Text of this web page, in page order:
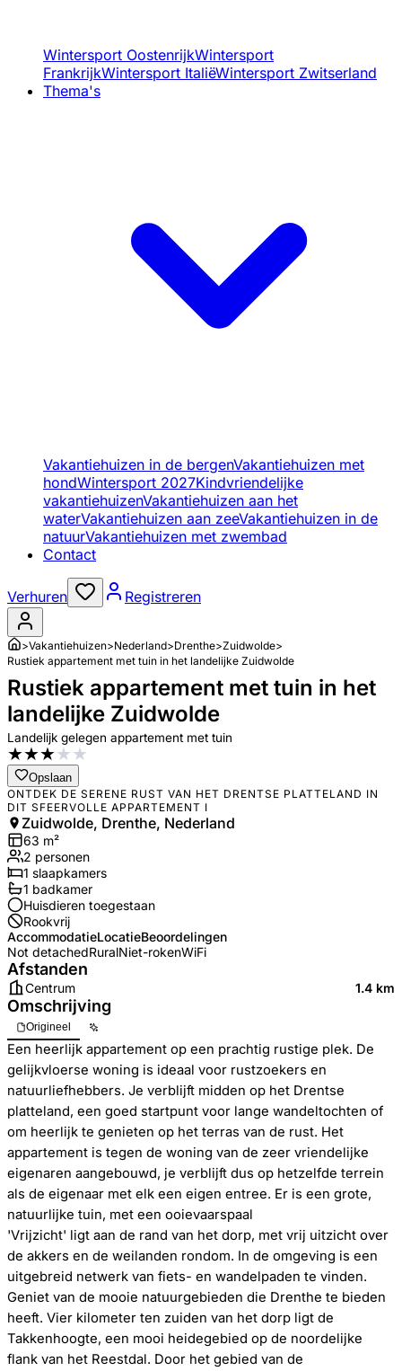
Wintersport OostenrijkWintersport
FrankrijkWintersport ItaliëWintersport Zwitserland
Thema's
Vakantiehuizen in de bergenVakantiehuizen met
hondWintersport 2027Kindvriendelijke
vakantiehuizenVakantiehuizen aan het
waterVakantiehuizen aan zeeVakantiehuizen in de
natuurVakantiehuizen met zwembad
Contact
Verhuren Registreren
>Vakantiehuizen>Nederland>Drenthe>Zuidwolde>
Rustiek appartement met tuin in het landelijke Zuidwolde
Rustiek appartement met tuin in het
landelijke Zuidwolde
Landelijk gelegen appartement met tuin
★★★★★
Opslaan
ONTDEK DE SERENE RUST VAN HET DRENTSE PLATTELAND IN
DIT SFEERVOLLE APPARTEMENT I
Zuidwolde, Drenthe, Nederland
63 m²
2 personen
1 slaapkamers
1 badkamer
Huisdieren toegestaan
Rookvrij
AccommodatieLocatieBeoordelingen
Not detachedRuralNiet-rokenWiFi
Afstanden
Centrum 1.4 km
Omschrijving
Origineel
Een heerlijk appartement op een prachtig rustige plek. De
gelijkvloerse woning is ideaal voor rustzoekers en
natuurliefhebbers. Je verblijft midden op het Drentse
platteland, een goed startpunt voor lange wandeltochten of
om heerlijk te genieten op het terras van de rust. Het
appartement is tegen de woning van de zeer vriendelijke
eigenaren aangebouwd, je verblijft dus op hetzelfde terrein
als de eigenaar met elk een eigen entree. Er is een grote,
natuurlijke tuin, met een ooievaarspaal
'Vrijzicht' ligt aan de rand van het dorp, met vrij uitzicht over
de akkers en de weilanden rondom. In de omgeving is een
uitgebreid netwerk van fiets- en wandelpaden te vinden.
Geniet van de mooie natuurgebieden die Drenthe te bieden
heeft. Vier kilometer ten zuiden van het dorp ligt de
Takkenhoogte, een mooi heidegebied op de noordelijke
flank van het Reestdal. Door het gebied van de